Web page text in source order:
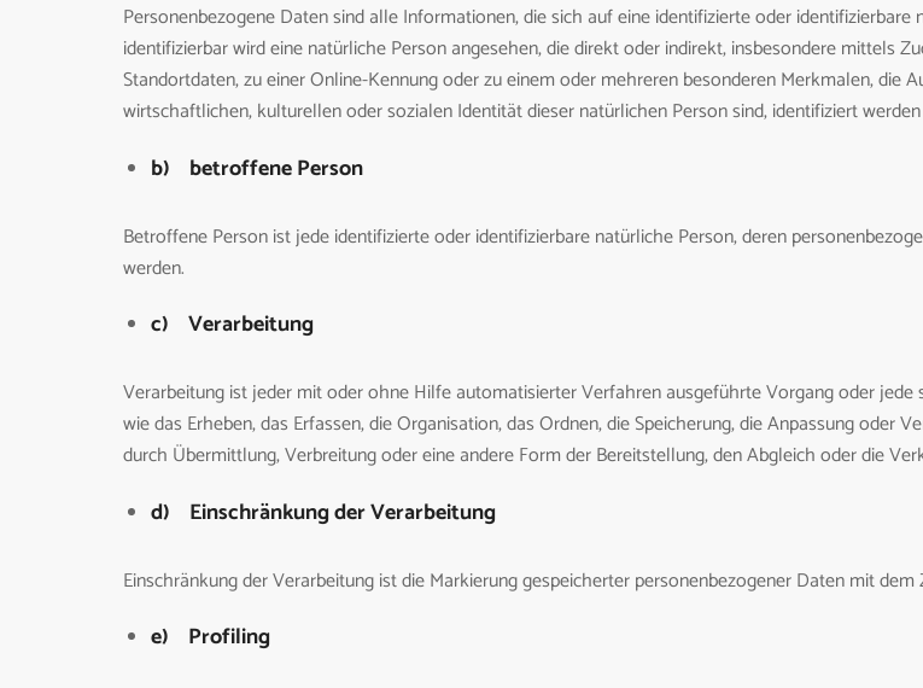
Personenbezogene Daten sind alle Informationen, die sich auf eine identifizierte oder
identifizierbar wird eine natürliche Person angesehen, die direkt oder indirekt, insbesondere mittels
Standortdaten, zu einer Online-Kennung oder zu einem oder mehreren besonderen Merkmalen, die
wirtschaftlichen, kulturellen oder sozialen Identität dieser natürlichen Person sind, identifiziert
b) betroffene Person
Betroffene Person ist jede identifizierte oder identifizierbare natürliche Person, deren
werden.
c) Verarbeitung
Verarbeitung ist jeder mit oder ohne Hilfe automatisierter Verfahren ausgeführte Vorgang oder
wie das Erheben, das Erfassen, die Organisation, das Ordnen, die Speicherung, die Anpassung oder
durch Übermittlung, Verbreitung oder eine andere Form der Bereitstellung, den Abgleich oder die
d) Einschränkung der Verarbeitung
Einschränkung der Verarbeitung ist die Markierung gespeicherter personenbezogener Daten mit
e) Profiling